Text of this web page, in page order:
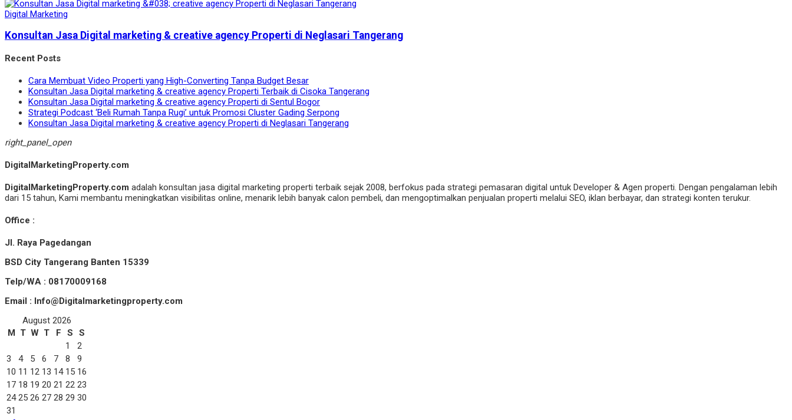
Digital Marketing
Konsultan Jasa Digital marketing & creative agency Properti di Neglasari Tangerang
Recent Posts
Cara Membuat Video Properti yang High-Converting Tanpa Budget Besar
Konsultan Jasa Digital marketing & creative agency Properti Terbaik di Cisoka Tangerang
Konsultan Jasa Digital marketing & creative agency Properti di Sentul Bogor
Strategi Podcast ‘Beli Rumah Tanpa Rugi’ untuk Promosi Cluster Gading Serpong
Konsultan Jasa Digital marketing & creative agency Properti di Neglasari Tangerang
right_panel_open
DigitalMarketingProperty.com
DigitalMarketingProperty.com adalah konsultan jasa digital marketing properti terbaik sejak 2008, berfokus pada strategi pemasaran digital untuk Developer & Agen properti. Dengan pengalaman lebih
dari 15 tahun, Kami membantu meningkatkan visibilitas online, menarik lebih banyak calon pembeli, dan mengoptimalkan penjualan properti melalui SEO, iklan berbayar, dan strategi konten terukur.
Office :
Jl. Raya Pagedangan
BSD City Tangerang Banten 15339
Telp/WA : 08170009168
Email : Info@Digitalmarketingproperty.com
August 2026
M T W T F S
S
1
2
3
4 5 6 7 8
9
10 11 12 13 14 15 16
17 18 19 20 21 22 23
24 25 26 27 28 29 30
31